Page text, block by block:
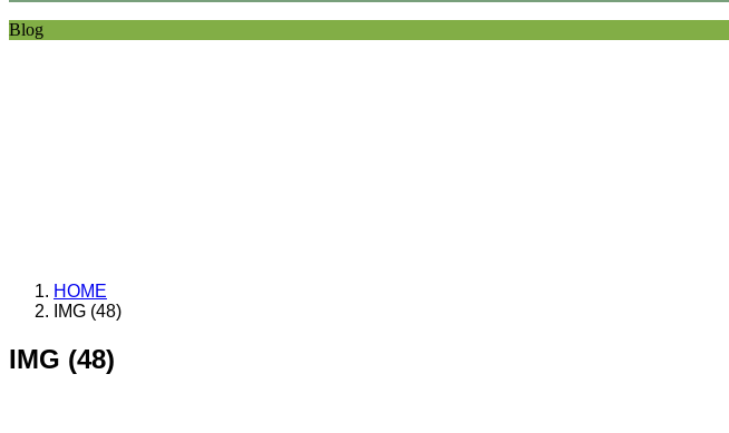
Blog
HOME
IMG (48)
IMG (48)